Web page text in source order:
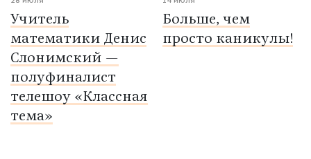
Учитель
математики Денис
Слонимский —
полуфиналист
телешоу «Классная
тема»
Больше, чем
просто каникулы!